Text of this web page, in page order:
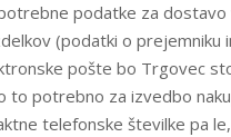
podatke za dostavo
(podatki o prejemniku
pošte bo Trgovec
to potrebno za izvedbo
telefonske številke pa